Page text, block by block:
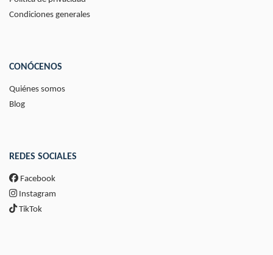
Condiciones generales
CONÓCENOS
Quiénes somos
Blog
REDES SOCIALES
Facebook
Instagram
TikTok